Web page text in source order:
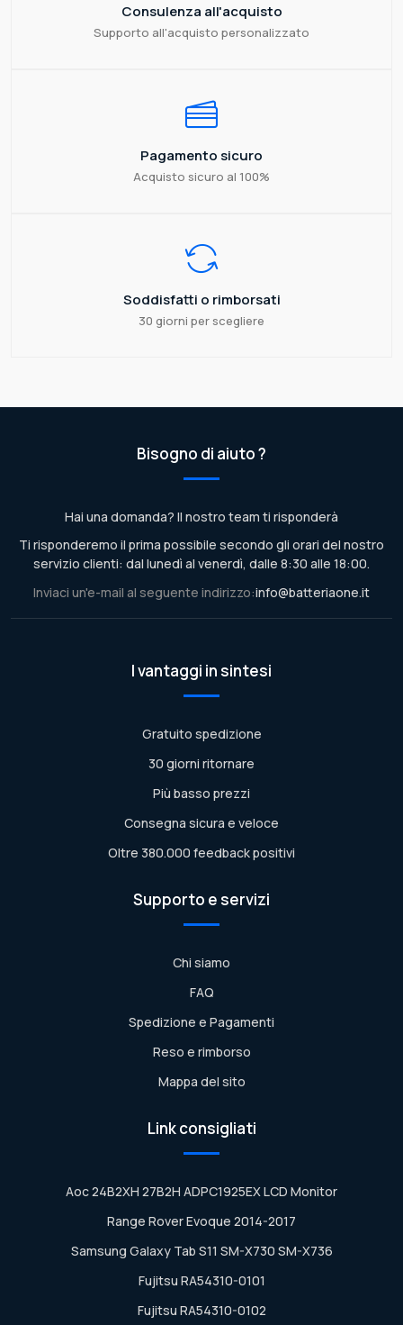
Consulenza all'acquisto
Supporto all'acquisto personalizzato
Pagamento sicuro
Acquisto sicuro al 100%
Soddisfatti o rimborsati
30 giorni per scegliere
Bisogno di aiuto ?
Hai una domanda? Il nostro team ti risponderà
Ti risponderemo il prima possibile secondo gli orari del nostro
servizio clienti: dal lunedì al venerdì, dalle 8:30 alle 18:00.
Inviaci un'e-mail al seguente indirizzo:info@batteriaone.it
I vantaggi in sintesi
Gratuito spedizione
30 giorni ritornare
Più basso prezzi
Consegna sicura e veloce
Oltre 380.000 feedback positivi
Supporto e servizi
Chi siamo
FAQ
Spedizione e Pagamenti
Reso e rimborso
Mappa del sito
Link consigliati
Aoc 24B2XH 27B2H ADPC1925EX LCD Monitor
Range Rover Evoque 2014-2017
Samsung Galaxy Tab S11 SM-X730 SM-X736
Fujitsu RA54310-0101
Fujitsu RA54310-0102